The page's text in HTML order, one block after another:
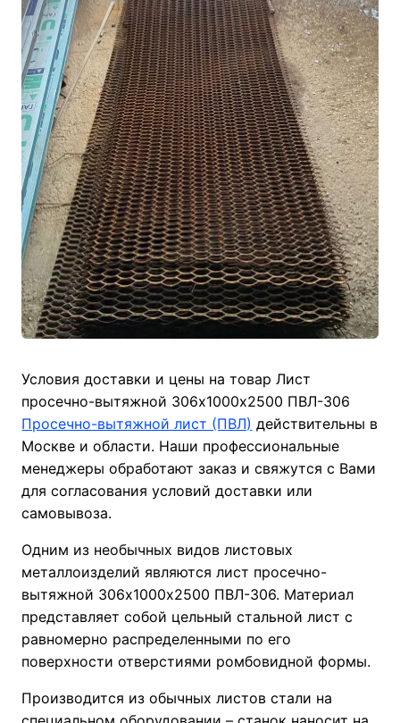
Условия доставки и цены на товар Лист
просечно-вытяжной 306х1000х2500 ПВЛ-306
Просечно-вытяжной лист (ПВЛ) действительны в
Москве и области. Наши профессиональные
менеджеры обработают заказ и свяжутся с Вами
для согласования условий доставки или
самовывоза.
Одним из необычных видов листовых
металлоизделий являются лист просечно-
вытяжной 306х1000х2500 ПВЛ-306. Материал
представляет собой цельный стальной лист с
равномерно распределенными по его
поверхности отверстиями ромбовидной формы.
Производится из обычных листов стали на